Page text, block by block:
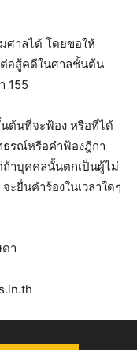
ศาลได้ โดยขอให้
ต่อสู้คดีในศาลชั้นต้น
155
ต้นที่จะฟ้อง หรือที่ได้
รณ์หรือคำฟ้องฎีกา
าบุคคลนั้นตกเป็นผู้ไม่
ะยื่นคำร้องในเวลาใดๆ
า